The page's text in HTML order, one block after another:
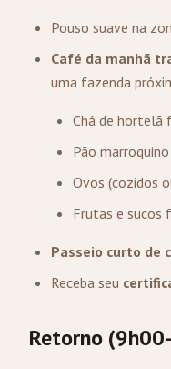
Pouso suave na
Café da manhã
uma fazenda
Chá de hortelã
Pão
Ovos (cozidos
Frutas e sucos
Passeio curto de
Receba seu
Retorno